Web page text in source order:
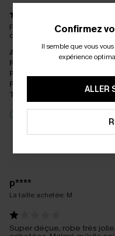
Robe très légère , tissus fin
confortable
Apparence:
Neutre
Performance:
Répond aux
Rapport qualité/prix:
Fabrication:
Tissu:
Qualité moyenne
p****
La taille achetée: M
Super déçue, robe très
Confirmez
Il semble que vous
expérience
ALLER